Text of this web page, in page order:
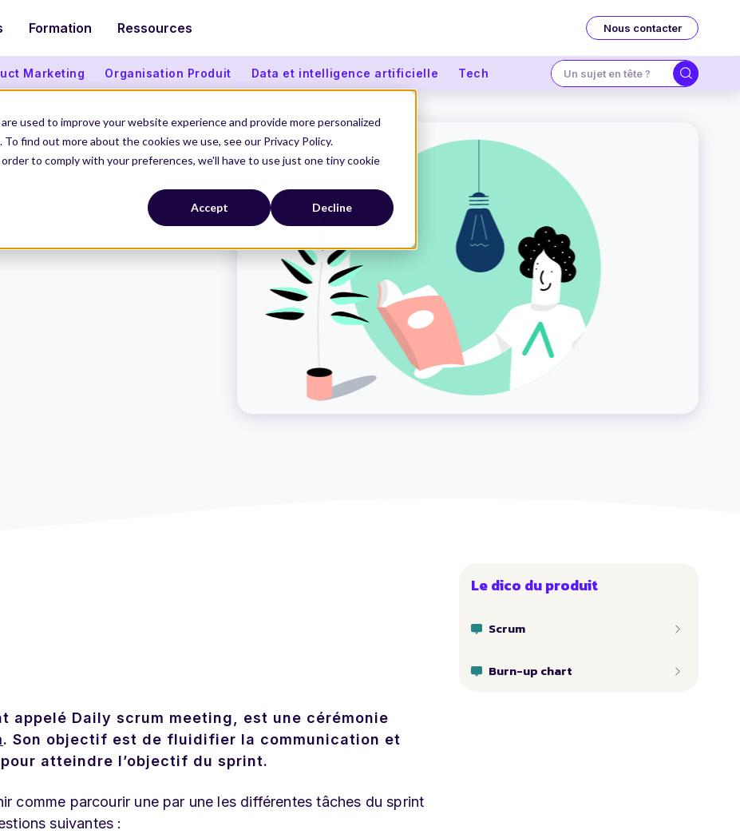
used to improve your website experience and provide more personalized
find out more about the cookies we use, see our Privacy Policy.
to comply with your preferences, we'll have to use just one tiny cookie
Accept Decline
Formation Ressources Nous contacter
Marketing Organisation Produit Data et intelligence artificielle Tech
appelé Daily scrum meeting, est une cérémonie
. Son objectif est de fluidifier la communication et
atteindre l’objectif du sprint.
comme parcourir une par une les différentes tâches du sprint
suivantes :
Le dico du produit
Scrum
Burn-up chart